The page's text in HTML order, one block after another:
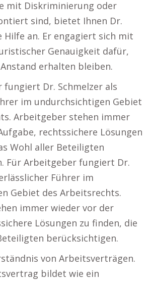
mit Diskriminierung oder
sind, bietet Ihnen Dr.
Hilfe an. Er engagiert sich mit
Genauigkeit dafür,
erhalten bleiben.
fungiert Dr. Schmelzer als
im undurchsichtigen Gebiet
Arbeitgeber stehen immer
rechtssichere Lösungen
Wohl aller Beteiligten
Für Arbeitgeber fungiert Dr.
Führer im
Gebiet des Arbeitsrechts.
immer wieder vor der
Lösungen zu finden, die
berücksichtigen.
von Arbeitsverträgen.
bildet wie ein